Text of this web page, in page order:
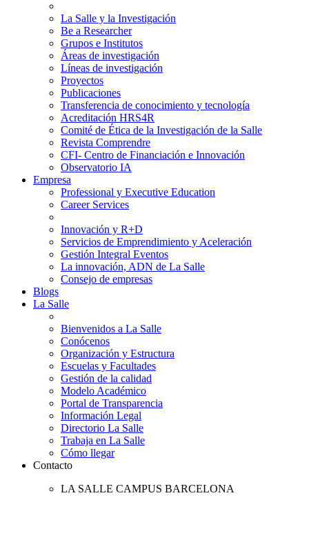
La Salle y la Investigación
Be a Researcher
Grupos e Institutos
Áreas de investigación
Líneas de investigación
Proyectos
Publicaciones
Transferencia de conocimiento y tecnología
Acreditación HRS4R
Comité de Ética de la Investigación de la Salle
Revista Comprendre
CFI- Centro de Financiación e Innovación
Observatorio IA
Empresa
Professional y Executive Education
Career Services
Innovación y R+D
Servicios de Emprendimiento y Aceleración
Gestión Integral Eventos
La innovación, ADN de La Salle
Consejo de empresas
Blogs
La Salle
Bienvenidos a La Salle
Conócenos
Organización y Estructura
Escuelas y Facultades
Gestión de la calidad
Modelo Académico
Portal de Transparencia
Información Legal
Directorio La Salle
Trabaja en La Salle
Cómo llegar
Contacto
LA SALLE CAMPUS BARCELONA